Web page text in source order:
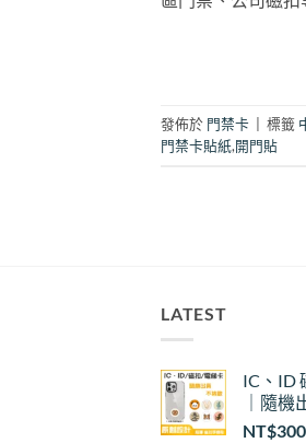
發佈於 門禁卡 標籤
門禁卡貼紙,開門貼
LATEST
IC、ID
｜隨機
NT$300